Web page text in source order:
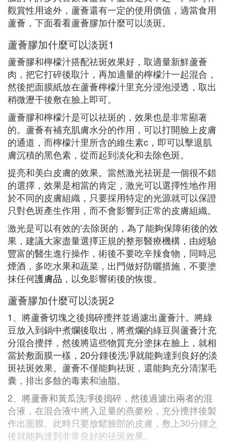
觀賞性用途外，蘆薈還有一定的使用價值，適當食用
蘆薈，下面看看蘆薈膠加什麼可以淡斑。
蘆薈膠加什麼可以淡斑1
蘆薈膠和檸檬汁搭配祛斑效果好，取適量新鮮蘆薈
肉，把它打碎後取汁，再加適量的檸檬汁一起混合，
然後把面膜紙放在蘆薈檸檬汁里充分浸泡浸透，取出
稍微瀝干後敷在臉上即可。
蘆薈膠和檸檬汁是可以祛斑的，效果也是非常顯著
的。蘆薈有補充肌膚水分的作用，可以打開臉上皮膚
的通道，而檸檬汁里所含的維生素c，即可以擊退肌
膚沉積的黑色素，從而起到淡化和去除色斑。
提亮和美白皮膚的效果。當然激光祛斑是一個很不錯
的選擇，效果是相當的肯定，激光可以選擇性地作用
於不同的皮膚組織，只要採用特定的光源就可以保證
只對色斑產生作用，而不會影響到正常的皮膚組織。
激光是可以有效的'去除斑的，為了能夠保障術後的效
果，建議大家盡量選擇正規的整形醫療機構，由經驗
豐富的醫生進行操作，術後不要吃辛辣食物，同時忌
煙酒，多吃水果和蔬菜，出門做好防曬措施，不要塗
抹任何護膚品 ，以免影響術後的恢復。
蘆薈膠加什麼可以淡斑2
1、將蘆薈切塊之後搗碎攪拌並過濾出蘆薈汁。將綠
豆放入到鍋中煮爛後取出，將煮爛的綠豆與蘆薈汁充
分混合攪拌，然後將這些物質充分塗抹在臉上，就相
當於敷面膜一樣，20分鍾後洗凈就能夠達到良好的淡
斑祛斑效果。蘆薈不僅能夠祛斑，還能夠充分清潔毛
囊，排出多餘的毒素和油脂。
2、將蘆薈和黃瓜洗凈後搗碎，然後過濾出兩者的混
合液，在混合液中將入足量的燕麥粉，充分攪拌後製
作出面膜。此時只要放鬆臉部的皮膚，敷上30分鍾之
後就能夠達到非常良好的祛斑效果。